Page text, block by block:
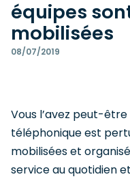
équipes
mobilisées
08/07/2019
Vous l’avez peut-
téléphonique est
mobilisées et
service au quotidien